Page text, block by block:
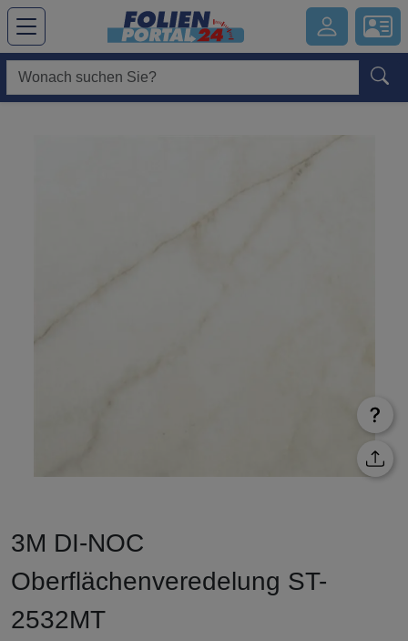
Hauptregion der Seite anspringen
3M DI-NOC
Oberflächenveredelung ST-
2532MT